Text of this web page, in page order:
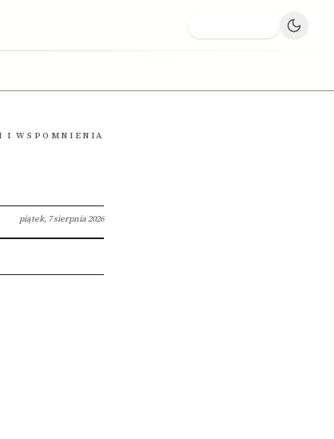
I WSPOMNIENIA
piątek, 7 sierpnia 2026